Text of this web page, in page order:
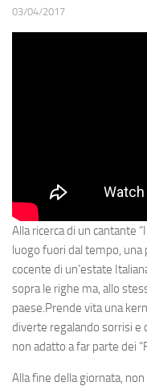
03/04/2017
Alla ricerca di un cantante
luogo fuori dal tempo, una
cocente di un’estate
sopra le righe ma, allo
paese.Prende vita una
diverte regalando sorrisi e
non adatto a far parte dei
Alla fine della giornata,